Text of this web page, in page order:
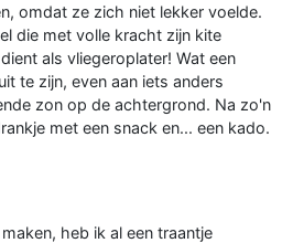
omdat ze zich niet lekker voelde.
die met volle kracht zijn kite
als vliegeroplater! Wat een
te zijn, even aan iets anders
zon op de achtergrond. Na zo'n
met een snack en... een kado.
heb ik al een traantje